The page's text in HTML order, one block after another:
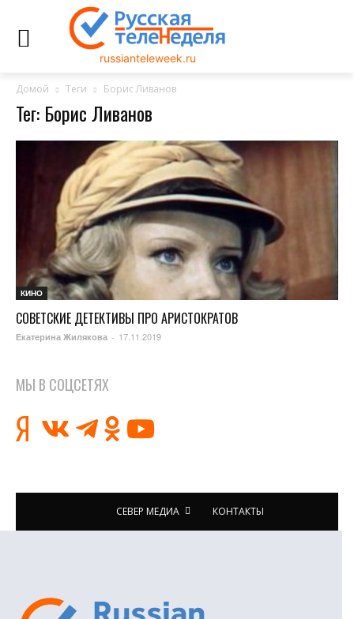
russianteleweek.ru
Домой Теги Борис Ливанов
Тег: Борис Ливанов
КИНО
СОВЕТСКИЕ ДЕТЕКТИВЫ ПРО АРИСТОКРАТОВ
Екатерина Жилякова - 17.11.2019
МЫ В СОЦСЕТЯХ
СЕВЕР МЕДИА КОНТАКТЫ